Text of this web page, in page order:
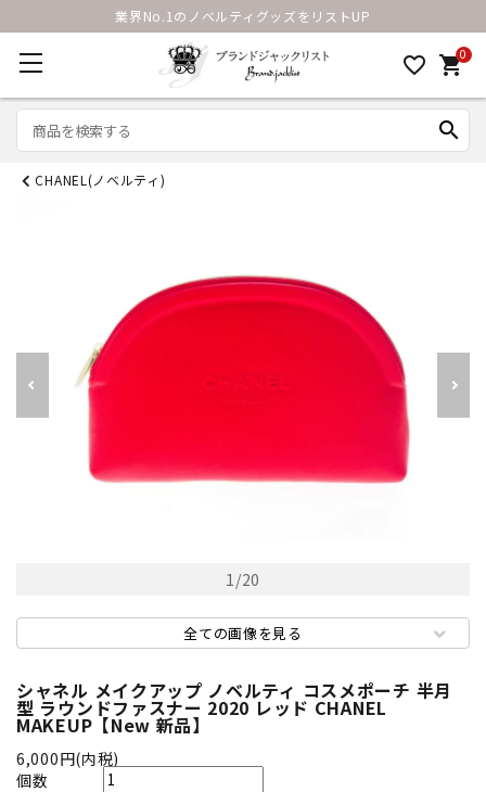
業界No.1のノベルティグッズをリストUP
favorite_border 0
shopping_cart
search
CHANEL(ノベルティ)
1/20
全ての画像を見る
シャネル メイクアップ ノベルティ コスメポーチ 半月
型 ラウンドファスナー 2020 レッド CHANEL
MAKEUP【New 新品】
6,000円(内税)
個数